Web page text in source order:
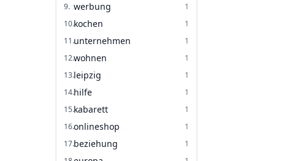
9. werbung
1
10.kochen
1
11.unternehmen
1
12.wohnen
1
13.leipzig
1
14.hilfe
1
15.kabarett
1
16.onlineshop
1
17.beziehung
1